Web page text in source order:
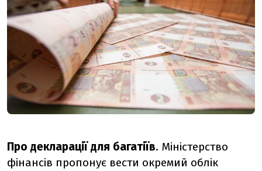
Про декларації для багатіїв. Міністерство
фінансів пропонує вести окремий облік